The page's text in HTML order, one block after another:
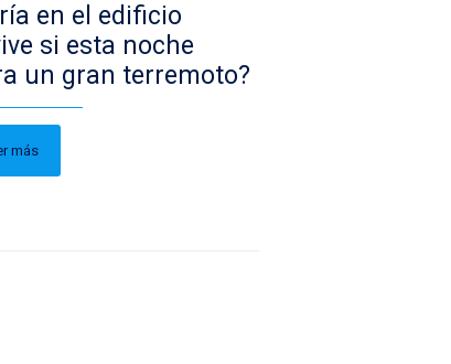
en el edificio
si esta noche
un gran terremoto?
más